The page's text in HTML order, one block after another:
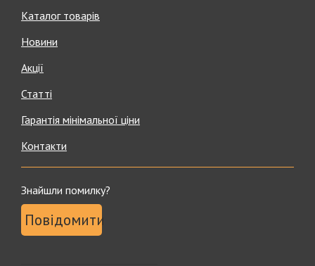
Каталог товарів
Новини
Акції
Статті
Гарантія мінімальної ціни
Контакти
Знайшли помилку?
Повідомити